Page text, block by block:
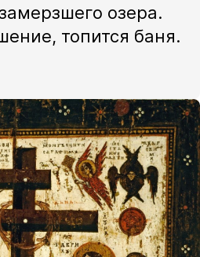
озера.
топится баня.